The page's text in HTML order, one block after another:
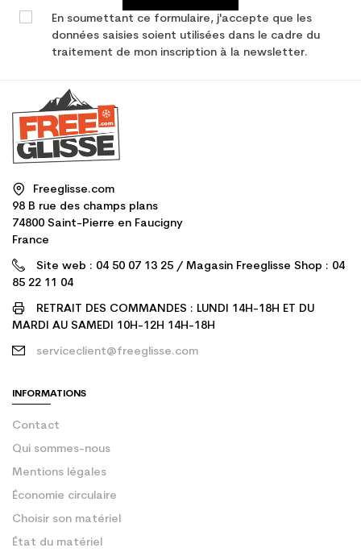
En soumettant ce formulaire, j'accepte que les
données saisies soient utilisées dans le cadre du
traitement de mon inscription à la newsletter.
Freeglisse.com
98 B rue des champs plans
74800 Saint-Pierre en Faucigny
France
Site web : 04 50 07 13 25 / Magasin Freeglisse Shop : 04
85 22 11 04
RETRAIT DES COMMANDES : LUNDI 14H-18H ET DU
MARDI AU SAMEDI 10H-12H 14H-18H
serviceclient@freeglisse.com
INFORMATIONS
Contact
Qui sommes-nous
Mentions légales
Économie circulaire
Choisir son matériel
État du matériel